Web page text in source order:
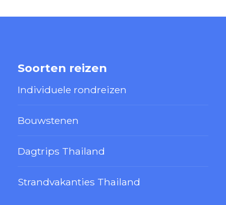
Soorten reizen
Individuele rondreizen
Bouwstenen
Dagtrips Thailand
Strandvakanties Thailand